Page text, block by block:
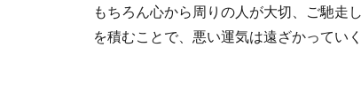
もちろん心から周りの人が大切、ご馳走
を積むことで、悪い運気は遠ざかってい